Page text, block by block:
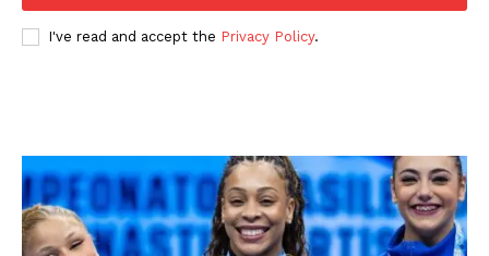
I've read and accept the Privacy Policy.